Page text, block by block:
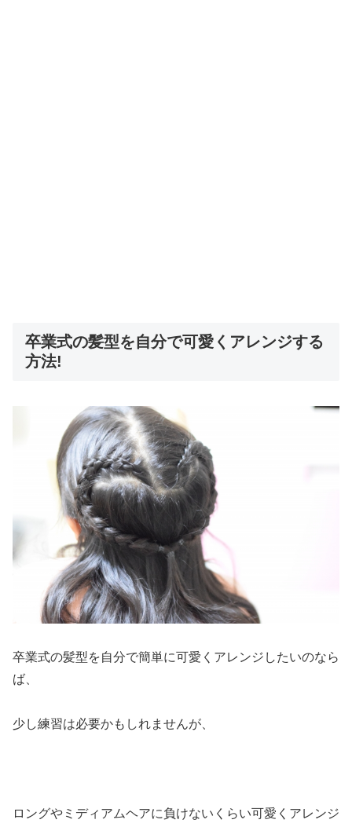
卒業式の髪型を自分で可愛くアレンジする
方法!
卒業式の髪型を自分で簡単に可愛くアレンジしたいのなら
ば、
少し練習は必要かもしれませんが、
ロングやミディアムヘアに負けないくらい可愛くアレンジ